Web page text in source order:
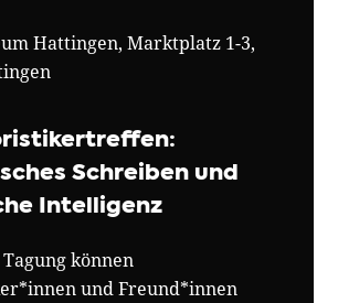
Hattingen, Marktplatz 1-3,
Schreiben und
Intelligenz
können
und Freund*innen